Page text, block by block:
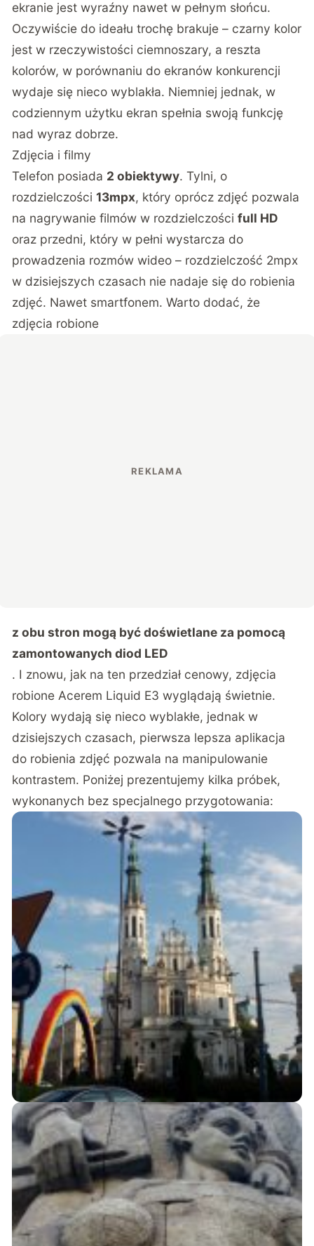
ekranie jest wyraźny nawet w pełnym słońcu.
Oczywiście do ideału trochę brakuje – czarny kolor
jest w rzeczywistości ciemnoszary, a reszta
kolorów, w porównaniu do ekranów konkurencji
wydaje się nieco wyblakła. Niemniej jednak, w
codziennym użytku ekran spełnia swoją funkcję
nad wyraz dobrze.
Zdjęcia i filmy
Telefon posiada 2 obiektywy. Tylni, o
rozdzielczości13mpx, który oprócz zdjęć pozwala
na nagrywanie filmów w rozdzielczościfull HD
oraz przedni, który w pełni wystarcza do
prowadzenia rozmów wideo – rozdzielczość 2mpx
w dzisiejszych czasach nie nadaje się do robienia
zdjęć. Nawet smartfonem. Warto dodać, że
zdjęcia robione
z obu stron mogą być doświetlane za pomocą
zamontowanych diod LED
. I znowu, jak na ten przedział cenowy, zdjęcia
robione Acerem Liquid E3 wyglądają świetnie.
Kolory wydają się nieco wyblakłe, jednak w
dzisiejszych czasach, pierwsza lepsza aplikacja
do robienia zdjęć pozwala na manipulowanie
kontrastem. Poniżej prezentujemy kilka próbek,
wykonanych bez specjalnego przygotowania: